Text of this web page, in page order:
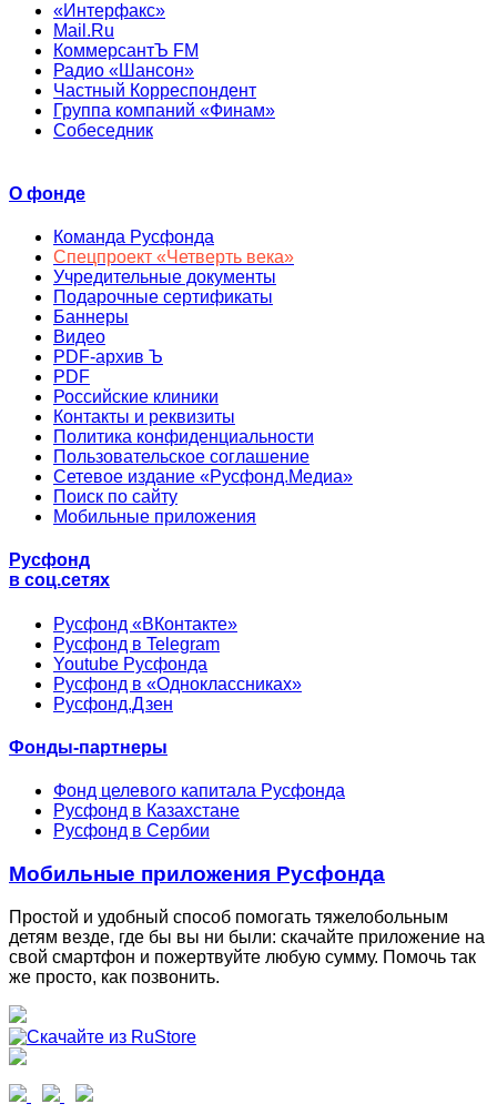
«Интерфакс»
Mail.Ru
КоммерсантЪ FM
Радио «Шансон»
Частный Корреспондент
Группа компаний «Финам»
Собеседник
О фонде
Команда Русфонда
Спецпроект «Четверть века»
Учредительные документы
Подарочные сертификаты
Баннеры
Видео
PDF-архив Ъ
PDF
Российские клиники
Контакты и реквизиты
Политика конфиденциальности
Пользовательское соглашение
Сетевое издание «Русфонд.Медиа»
Поиск по сайту
Мобильные приложения
Русфонд
в соц.сетях
Русфонд «ВКонтакте»
Русфонд в Telegram
Youtube Русфонда
Русфонд в «Одноклассниках»
Русфонд.Дзен
Фонды-партнеры
Фонд целевого капитала Русфонда
Русфонд в Казахстане
Русфонд в Сербии
Мобильные приложения Русфонда
Простой и удобный способ помогать тяжелобольным
детям везде, где бы вы ни были: скачайте приложение на
свой смартфон и пожертвуйте любую сумму. Помочь так
же просто, как позвонить.